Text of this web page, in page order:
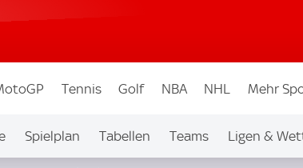
Tennis Golf NBA NHL Mehr
Spielplan Tabellen Teams Ligen &